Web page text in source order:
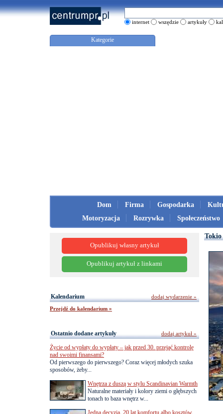
internet wszędzie artykuły
Kategorie
Dom Firma Gospodarka
Motoryzacja
Rozrywka Społeczeństwo
Tokio
Opublikuj własny artykuł
Opublikuj artykuł z linkami
Kalendarium
Przejdź do kalendarium »
dodaj wydarzenie »
Ostatnio dodane artykuły
Życie od wypłaty do wypłaty – jak przed 30. przejąć kontrolę
nad swoimi finansami?
Od pierwszego do pierwszego? Coraz więcej młodych szuka
sposobów, żeby...
Wnętrza z duszą w stylu Scandinavian Warmth
Naturalne materiały i kolory ziemi o głębszych
tonach to baza wnętrz w...
Jedna decyzja, 20 lat komfortu albo kosztów.
dodaj artykuł »